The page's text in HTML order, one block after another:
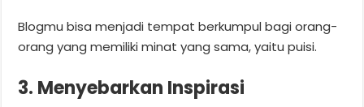
Blogmu bisa menjadi tempat berkumpul bagi orang-
orang yang memiliki minat yang sama, yaitu puisi.
3. Menyebarkan Inspirasi